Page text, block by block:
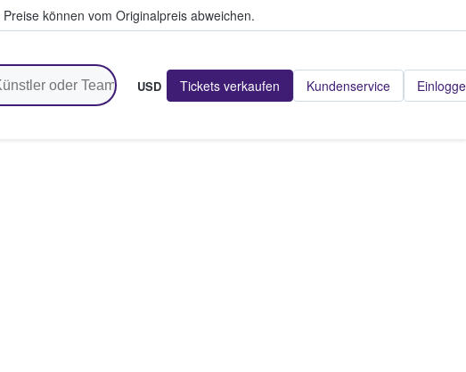
Preise können vom Originalpreis abweichen.
USD Tickets verkaufen Kundenservice